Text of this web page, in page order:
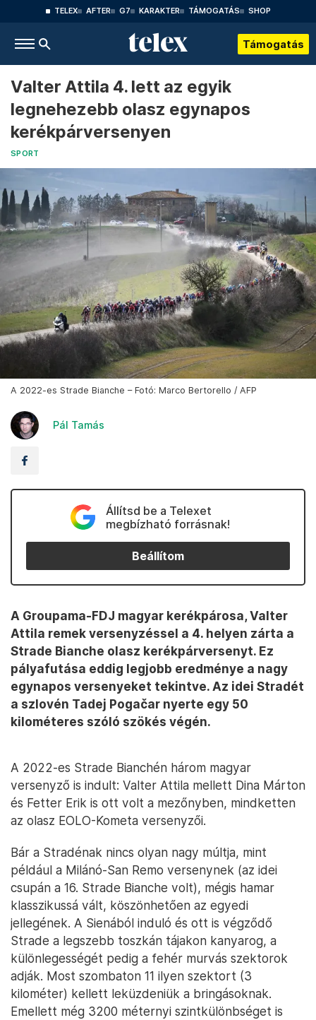
TELEX AFTER G7 KARAKTER TÁMOGATÁS SHOP
Támogatás
Valter Attila 4. lett az egyik
legnehezebb olasz egynapos
kerékpárversenyen
SPORT
A 2022-es Strade Bianche – Fotó: Marco Bertorello / AFP
Pál Tamás
Állítsd be a Telexet
megbízható forrásnak!
Beállítom
A Groupama-FDJ magyar kerékpárosa, Valter
Attila remek versenyzéssel a 4. helyen zárta a
Strade Bianche olasz kerékpárversenyt. Ez
pályafutása eddig legjobb eredménye a nagy
egynapos versenyeket tekintve. Az idei Stradét
a szlovén Tadej Pogačar nyerte egy 50
kilométeres szóló szökés végén.
A 2022-es Strade Bianchén három magyar
versenyző is indult: Valter Attila mellett Dina Márton
és Fetter Erik is ott volt a mezőnyben, mindketten
az olasz EOLO-Kometa versenyzői.
Bár a Stradénak nincs olyan nagy múltja, mint
például a Milánó-San Remo versenynek (az idei
csupán a 16. Strade Bianche volt), mégis hamar
klasszikussá vált, köszönhetően az egyedi
jellegének. A Sienából induló és ott is végződő
Strade a legszebb toszkán tájakon kanyarog, a
különlegességét pedig a fehér murvás szektorok
adják. Most szombaton 11 ilyen szektort (3
kilométer) kellett leküzdeniük a bringásoknak.
Emellett még 3200 méternyi szintkülönbséget is